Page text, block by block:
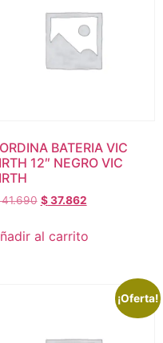
BATERIA VIC
12″ NEGRO VIC
$37.862
al carrito
¡Oferta!